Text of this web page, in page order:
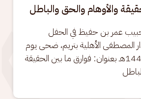
والأوهام والحق والباطل
عمر بن حفيظ في الحفل
المصطفى الأهلية بتريم، ضحى يوم
السبت 25 صفر 1448هـ بعنوان: فوارق ما بين الحقيقة